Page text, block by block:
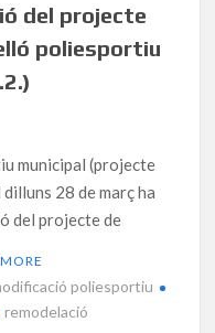
del projecte
poliesportiu
municipal (projecte
28 de març ha
del projecte de
poliesportiu
remodelació